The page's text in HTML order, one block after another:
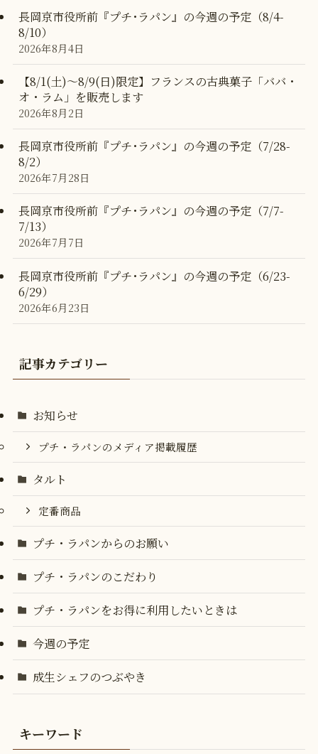
長岡京市役所前『プチ･ラパン』の今週の予定（8/4-
8/10）
2026年8月4日
【8/1(土)〜8/9(日)限定】フランスの古典菓子「ババ・
オ・ラム」を販売します
2026年8月2日
長岡京市役所前『プチ･ラパン』の今週の予定（7/28-
8/2）
2026年7月28日
長岡京市役所前『プチ･ラパン』の今週の予定（7/7-
7/13）
2026年7月7日
長岡京市役所前『プチ･ラパン』の今週の予定（6/23-
6/29）
2026年6月23日
記事カテゴリー
お知らせ
プチ・ラパンのメディア掲載履歴
タルト
定番商品
プチ・ラパンからのお願い
プチ・ラパンのこだわり
プチ・ラパンをお得に利用したいときは
今週の予定
成生シェフのつぶやき
キーワード